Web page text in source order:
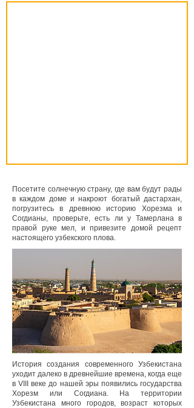
Посетите солнечную страну, где вам будут рады
в каждом доме и накроют богатый дастархан,
погрузитесь в древнюю историю Хорезма и
Согдианы, проверьте, есть ли у Тамерлана в
правой руке мел, и привезите домой рецепт
настоящего узбекского плова.
История создания современного Узбекистана
уходит далеко в древнейшие времена, когда еще
в VIII веке до нашей эры появились государства
Хорезм или Согдиана. На территории
Узбекистана много городов, возраст которых